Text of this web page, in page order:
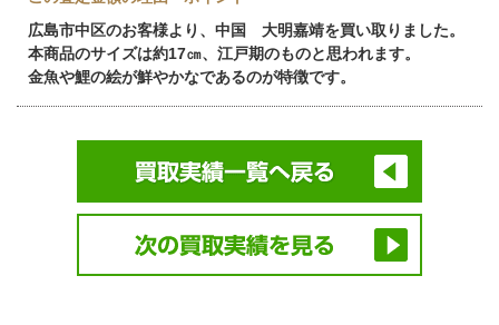
広島市中区のお客様より、中国 大明嘉靖を買い取りました。
本商品のサイズは約17㎝、江戸期のものと思われます。
金魚や鯉の絵が鮮やかなであるのが特徴です。